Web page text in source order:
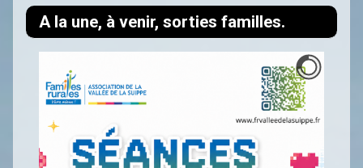
A la une, à venir, sorties familles.